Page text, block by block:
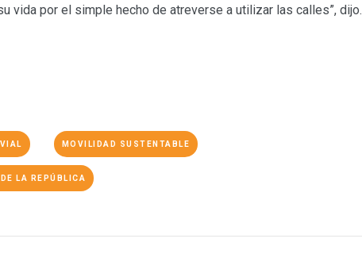
vida por el simple hecho de atreverse a utilizar las calles”, dijo.
MOVILIDAD SUSTENTABLE
LA REPÚBLICA